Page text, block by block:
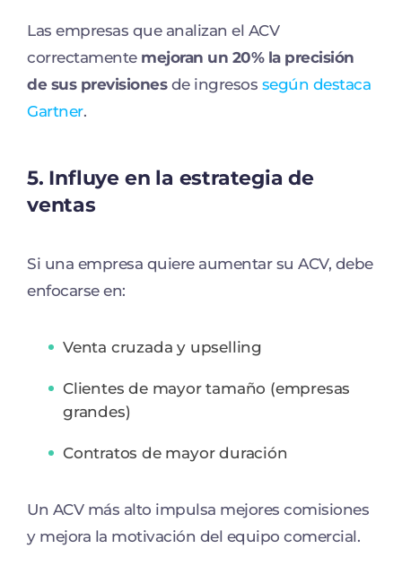
Las empresas que analizan el ACV
correctamente mejoran un 20% la precisión
de sus previsionesde ingresos según destaca
Gartner.
5. Influye en la estrategia de
ventas
Si una empresa quiere aumentar su ACV, debe
enfocarse en:
Venta cruzada y upselling
Clientes de mayor tamaño (empresas
grandes)
Contratos de mayor duración
Un ACV más alto impulsa mejores comisiones
y mejora la motivación del equipo comercial.